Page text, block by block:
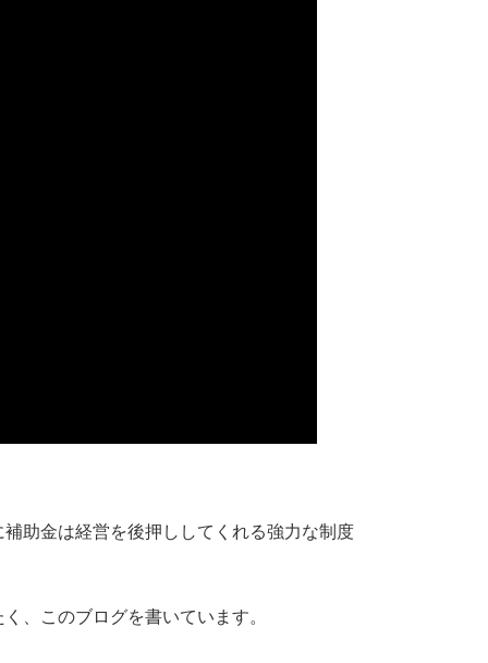
助金は経営を後押ししてくれる強力な制度
、このブログを書いています。